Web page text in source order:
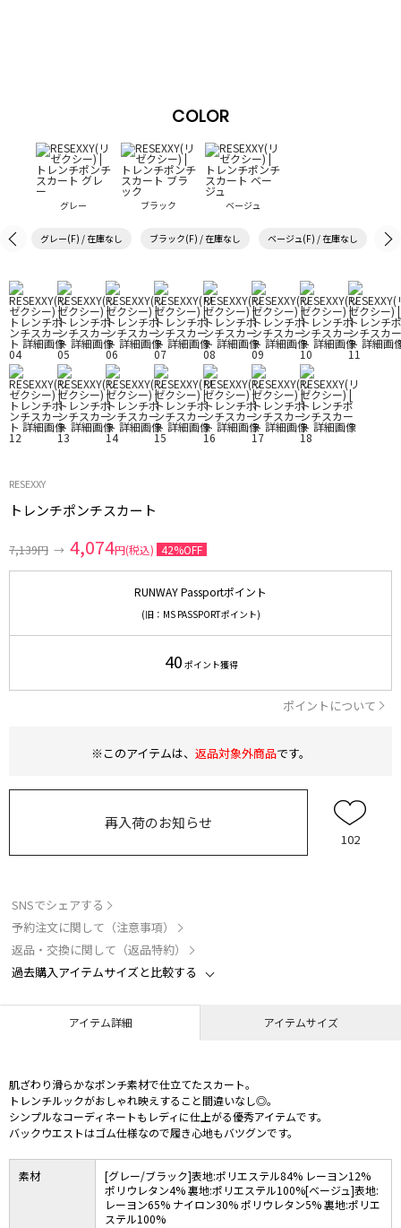
COLOR
グレー ブラック ベージュ
グレー(F) / 在庫なし ブラック(F) / 在庫なし ベージュ(F) / 在庫なし
RESEXXY
トレンチポンチスカート
7,139円 → 4,074円(税込) 42%OFF
RUNWAY Passportポイント
(旧：MS PASSPORTポイント)
40 ポイント獲得
ポイントについて
※このアイテムは、 返品対象外商品です。
再入荷のお知らせ
102
SNSでシェアする
予約注文に関して（注意事項）
返品・交換に関して（返品特約）
過去購入アイテムサイズと比較する
アイテム詳細 アイテムサイズ
肌ざわり滑らかなポンチ素材で仕立てたスカート。
トレンチルックがおしゃれ映えすること間違いなし◎。
シンプルなコーディネートもレディに仕上がる優秀アイテムです。
バックウエストはゴム仕様なので履き心地もバツグンです。
素材
[グレー/ブラック]表地:ポリエステル84% レーヨン12%
ポリウレタン4% 裏地:ポリエステル100%[ベージュ]表地:
レーヨン65% ナイロン30% ポリウレタン5% 裏地:ポリエ
ステル100%